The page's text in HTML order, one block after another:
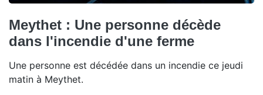
Meythet : Une personne décède
dans l'incendie d'une ferme
Une personne est décédée dans un incendie ce jeudi
matin à Meythet.